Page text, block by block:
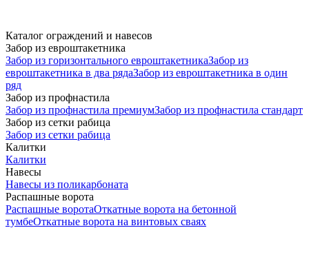
Каталог ограждений и навесов
Забор из евроштакетника
Забор из горизонтального евроштакетникаЗабор из
евроштакетника в два рядаЗабор из евроштакетника в один
ряд
Забор из профнастила
Забор из профнастила премиумЗабор из профнастила стандарт
Забор из сетки рабица
Забор из сетки рабица
Калитки
Калитки
Навесы
Навесы из поликарбоната
Распашные ворота
Распашные воротаОткатные ворота на бетонной
тумбеОткатные ворота на винтовых сваях